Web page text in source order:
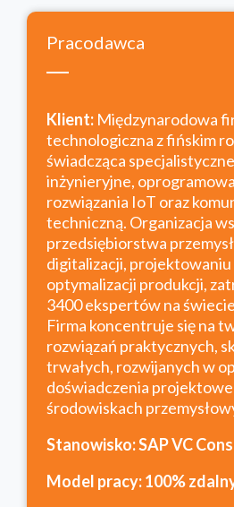
Pracodawca
Klient: Międzynarodowa
technologiczna z fińskim
świadcząca
inżynieryjne,
rozwiązania IoT oraz
techniczną. Organizacja
przedsiębiorstwa
digitalizacji,
optymalizacji produkcji,
3400 ekspertów na
Firma koncentruje się na
rozwiązań praktycznych,
trwałych, rozwijanych w
doświadczenia
środowiskach
Stanowisko: SAP VC
Model pracy: 100%